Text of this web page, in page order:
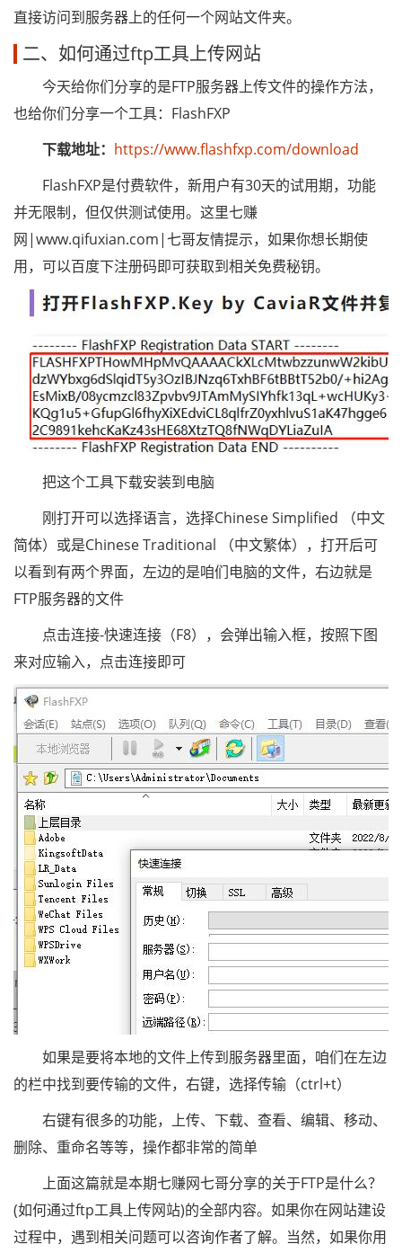
直接访问到服务器上的任何一个网站文件夹。
二、如何通过ftp工具上传网站
今天给你们分享的是FTP服务器上传文件的操作方法，
也给你们分享一个工具：FlashFXP
下载地址： https://www.flashfxp.com/download
FlashFXP是付费软件，新用户有30天的试用期，功能
并无限制，但仅供测试使用。这里七赚
网|www.qifuxian.com|七哥友情提示，如果你想长期使
用，可以百度下注册码即可获取到相关免费秘钥。
把这个工具下载安装到电脑
刚打开可以选择语言，选择Chinese Simplified （中文
简体）或是Chinese Traditional （中文繁体），打开后可
以看到有两个界面，左边的是咱们电脑的文件，右边就是
FTP服务器的文件
点击连接-快速连接（F8），会弹出输入框，按照下图
来对应输入，点击连接即可
如果是要将本地的文件上传到服务器里面，咱们在左边
的栏中找到要传输的文件，右键，选择传输（ctrl+t）
右键有很多的功能，上传、下载、查看、编辑、移动、
删除、重命名等等，操作都非常的简单
上面这篇就是本期七赚网七哥分享的关于FTP是什么？
(如何通过ftp工具上传网站)的全部内容。如果你在网站建设
过程中，遇到相关问题可以咨询作者了解。当然，如果你用